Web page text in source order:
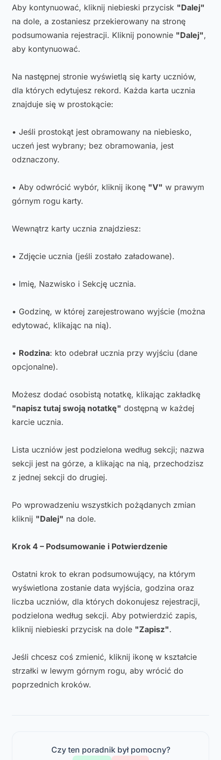
Aby kontynuować, kliknij niebieski przycisk "Dalej"
na dole, a zostaniesz przekierowany na stronę
podsumowania rejestracji. Kliknij ponownie "Dalej",
aby kontynuować.
Na następnej stronie wyświetlą się karty uczniów,
dla których edytujesz rekord. Każda karta ucznia
znajduje się w prostokącie:
• Jeśli prostokąt jest obramowany na niebiesko,
uczeń jest wybrany; bez obramowania, jest
odznaczony.
• Aby odwrócić wybór, kliknij ikonę "V" w prawym
górnym rogu karty.
Wewnątrz karty ucznia znajdziesz:
• Zdjęcie ucznia (jeśli zostało załadowane).
• Imię, Nazwisko i Sekcję ucznia.
• Godzinę, w której zarejestrowano wyjście (można
edytować, klikając na nią).
• Rodzina: kto odebrał ucznia przy wyjściu (dane
opcjonalne).
Możesz dodać osobistą notatkę, klikając zakładkę
"napisz tutaj swoją notatkę" dostępną w każdej
karcie ucznia.
Lista uczniów jest podzielona według sekcji; nazwa
sekcji jest na górze, a klikając na nią, przechodzisz
z jednej sekcji do drugiej.
Po wprowadzeniu wszystkich pożądanych zmian
kliknij "Dalej" na dole.
Krok 4 – Podsumowanie i Potwierdzenie
Ostatni krok to ekran podsumowujący, na którym
wyświetlona zostanie data wyjścia, godzina oraz
liczba uczniów, dla których dokonujesz rejestracji,
podzielona według sekcji. Aby potwierdzić zapis,
kliknij niebieski przycisk na dole "Zapisz".
Jeśli chcesz coś zmienić, kliknij ikonę w kształcie
strzałki w lewym górnym rogu, aby wrócić do
poprzednich kroków.
Czy ten poradnik był pomocny?